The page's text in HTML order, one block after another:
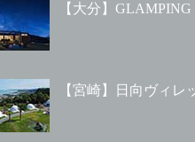
【大分】
【宮崎】日向ヴィレ